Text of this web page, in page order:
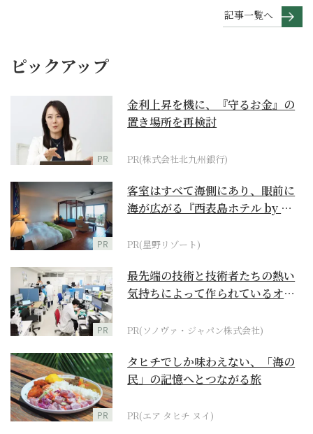
記事一覧へ
ピックアップ
PR
金利上昇を機に、『守るお金』の
置き場所を再検討
PR(株式会社北九州銀行)
PR
客室はすべて海側にあり、眼前に
海が広がる『西表島ホテル by 星
PR(星野リゾート)
PR
最先端の技術と技術者たちの熱い
気持ちによって作られているオー
PR(ソノヴァ・ジャパン株式会社)
PR
タヒチでしか味わえない、「海の
民」の記憶へとつながる旅
PR(エア タヒチ ヌイ)